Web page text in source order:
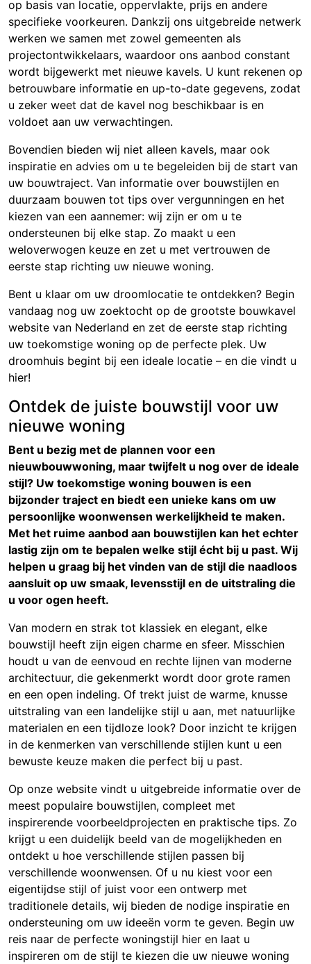
op basis van locatie, oppervlakte, prijs en andere
specifieke voorkeuren. Dankzij ons uitgebreide netwerk
werken we samen met zowel gemeenten als
projectontwikkelaars, waardoor ons aanbod constant
wordt bijgewerkt met nieuwe kavels. U kunt rekenen op
betrouwbare informatie en up-to-date gegevens, zodat
u zeker weet dat de kavel nog beschikbaar is en
voldoet aan uw verwachtingen.
Bovendien bieden wij niet alleen kavels, maar ook
inspiratie en advies om u te begeleiden bij de start van
uw bouwtraject. Van informatie over bouwstijlen en
duurzaam bouwen tot tips over vergunningen en het
kiezen van een aannemer: wij zijn er om u te
ondersteunen bij elke stap. Zo maakt u een
weloverwogen keuze en zet u met vertrouwen de
eerste stap richting uw nieuwe woning.
Bent u klaar om uw droomlocatie te ontdekken? Begin
vandaag nog uw zoektocht op de grootste bouwkavel
website van Nederland en zet de eerste stap richting
uw toekomstige woning op de perfecte plek. Uw
droomhuis begint bij een ideale locatie – en die vindt u
hier!
Ontdek de juiste bouwstijl voor uw
nieuwe woning
Bent u bezig met de plannen voor een
nieuwbouwwoning, maar twijfelt u nog over de ideale
stijl? Uw toekomstige woning bouwen is een
bijzonder traject en biedt een unieke kans om uw
persoonlijke woonwensen werkelijkheid te maken.
Met het ruime aanbod aan bouwstijlen kan het echter
lastig zijn om te bepalen welke stijl écht bij u past. Wij
helpen u graag bij het vinden van de stijl die naadloos
aansluit op uw smaak, levensstijl en de uitstraling die
u voor ogen heeft.
Van modern en strak tot klassiek en elegant, elke
bouwstijl heeft zijn eigen charme en sfeer. Misschien
houdt u van de eenvoud en rechte lijnen van moderne
architectuur, die gekenmerkt wordt door grote ramen
en een open indeling. Of trekt juist de warme, knusse
uitstraling van een landelijke stijl u aan, met natuurlijke
materialen en een tijdloze look? Door inzicht te krijgen
in de kenmerken van verschillende stijlen kunt u een
bewuste keuze maken die perfect bij u past.
Op onze website vindt u uitgebreide informatie over de
meest populaire bouwstijlen, compleet met
inspirerende voorbeeldprojecten en praktische tips. Zo
krijgt u een duidelijk beeld van de mogelijkheden en
ontdekt u hoe verschillende stijlen passen bij
verschillende woonwensen. Of u nu kiest voor een
eigentijdse stijl of juist voor een ontwerp met
traditionele details, wij bieden de nodige inspiratie en
ondersteuning om uw ideeën vorm te geven. Begin uw
reis naar de perfecte woningstijl hier en laat u
inspireren om de stijl te kiezen die uw nieuwe woning